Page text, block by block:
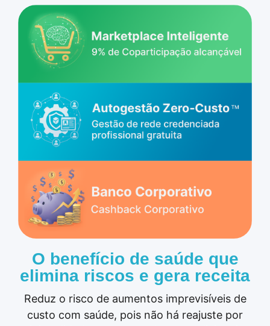
O benefício de saúde que
elimina riscos e gera receita
Reduz o risco de aumentos imprevisíveis de
custo com saúde, pois não há reajuste por